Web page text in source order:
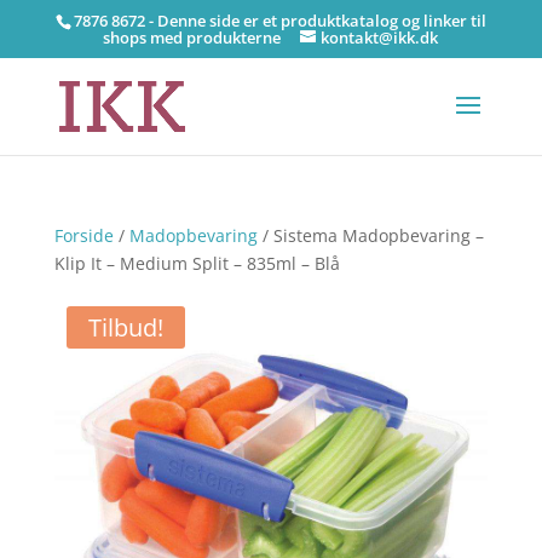
7876 8672 - Denne side er et produktkatalog og linker til
shops med produkterne kontakt@ikk.dk
Forside/ Madopbevaring/ Sistema Madopbevaring –
Klip It – Medium Split – 835ml – Blå
Tilbud!